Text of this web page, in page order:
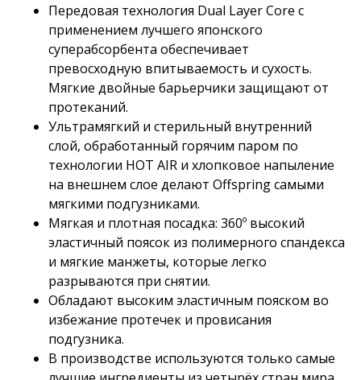
Передовая технология Dual Layer Core с
применением лучшего японского
суперабсорбента обеспечивает
превосходную впитываемость и сухость.
Мягкие двойные барьерчики защищают от
протеканий.
Ультрамягкий и стерильный внутренний
слой, обработанный горячим паром по
технологии HOT AIR и хлопковое напыление
на внешнем слое делают Offspring самыми
мягкими подгузниками.
Мягкая и плотная посадка: 360º высокий
эластичный поясок из полимерного спандекса
и мягкие манжеты, которые легко
разрываются при снятии.
Обладают высоким эластичным пояском во
избежание протечек и провисания
подгузника.
В производстве используются только самые